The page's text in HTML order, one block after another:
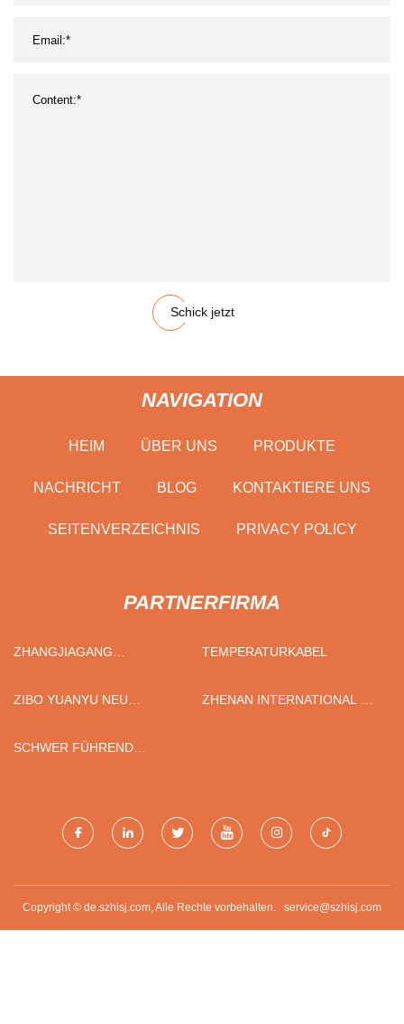
Schick jetzt
NAVIGATION
HEIM ÜBER UNS PRODUKTE
NACHRICHT BLOG KONTAKTIERE UNS
SEITENVERZEICHNIS PRIVACY POLICY
PARTNERFIRMA
ZHANGJIAGANG
AUSRÜSTUNG
TEMPERATURKABEL
ZIBO YUANYU NEU
ZHENAN INTERNATIONAL CO
SCHWER FÜHREND
Copyright © de.szhisj.com, Alle Rechte vorbehalten. service@szhisj.com